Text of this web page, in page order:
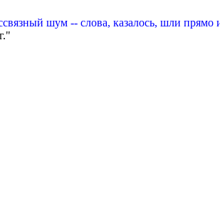
шум -- слова, казалось, шли прямо